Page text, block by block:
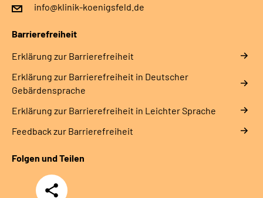
info@klinik-koenigsfeld.de
Barrierefreiheit
Erklärung zur Barrierefreiheit
Erklärung zur Barrierefreiheit in Deutscher
Gebärdensprache
Erklärung zur Barrierefreiheit in Leichter Sprache
Feedback zur Barrierefreiheit
Folgen und Teilen
Teilen